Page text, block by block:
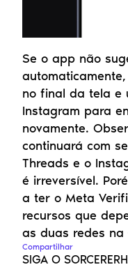
Compartilhar
SIGA O
Se o app não
no final da tela e
Instagram para
novamente.
continuará com
Threads e o
é irreversível.
a ter o Meta
recursos que
as duas redes na